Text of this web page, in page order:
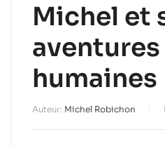
Michel et
aventures
humaines
Auteur: Michel Robichon